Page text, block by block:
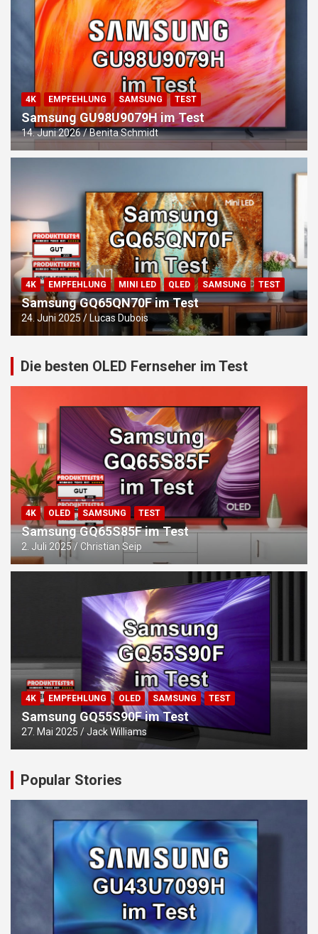
4K EMPFEHLUNG SAMSUNG TEST
Samsung GU98U9079H im Test
14. Juni 2026 Benita Schmidt
4K EMPFEHLUNG MINI LED QLED SAMSUNG TEST
Samsung GQ65QN70F im Test
24. Juni 2025 Lucas Dubois
Die besten OLED Fernseher im Test
4K OLED SAMSUNG TEST
Samsung GQ65S85F im Test
2. Juli 2025 Christian Seip
4K EMPFEHLUNG OLED SAMSUNG TEST
Samsung GQ55S90F im Test
27. Mai 2025 Jack Williams
Popular Stories